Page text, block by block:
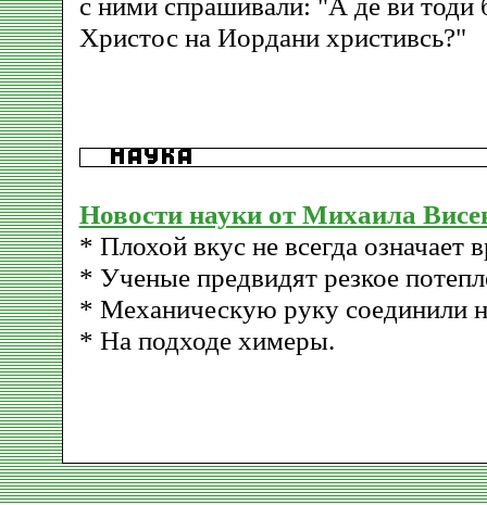
Христос на Иордани христивсь?"
Новости науки от Михаила
* Плохой вкус не всегда означает
* Ученые предвидят резкое
* Механическую руку соединили
* На подходе химеры.